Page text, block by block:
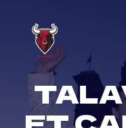
content